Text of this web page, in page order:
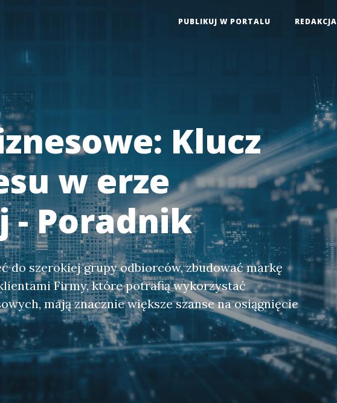
PUBLIKUJ W PORTALU REDAKCJA
Klucz
w erze
- Poradnik
do szerokiej grupy odbiorców, zbudować markę
Firmy, które potrafią wykorzystać
mają znacznie większe szanse na osiągnięcie